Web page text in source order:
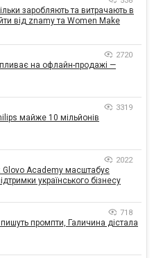
заробляють та витрачають в
від znamy та Women Make
2720
на офлайн-продажі —
3319
майже 10 мільйонів
2022
Glovo Academy масштабує
українського бізнесу
718
промпти, Галичина дістала